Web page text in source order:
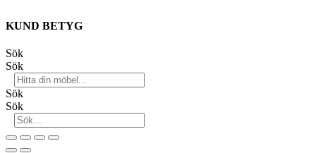
KUND BETYG
Sök
Sök
Sök
Sök